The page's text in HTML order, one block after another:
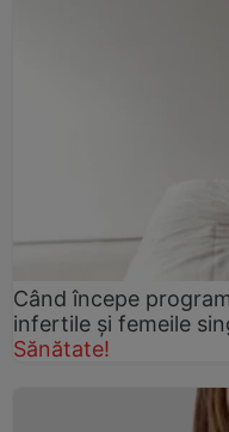
Când începe
infertile şi femeile
Sănătate!